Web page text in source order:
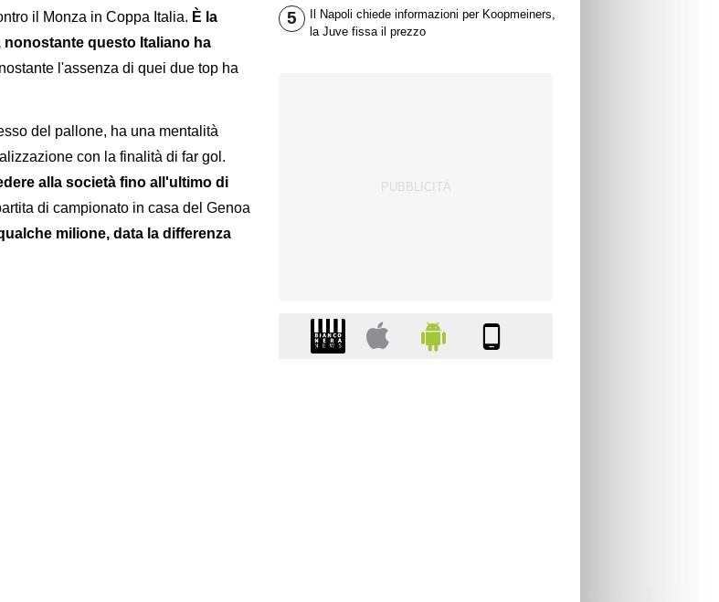
il Monza in Coppa Italia. È la
questo Italiano ha
l'assenza di quei due top ha
del pallone, ha una mentalità
con la finalità di far gol.
alla società fino all'ultimo di
di campionato in casa del Genoa
milione, data la differenza
5
Il Napoli chiede informazioni per Koopmeiners,
la Juve fissa il prezzo